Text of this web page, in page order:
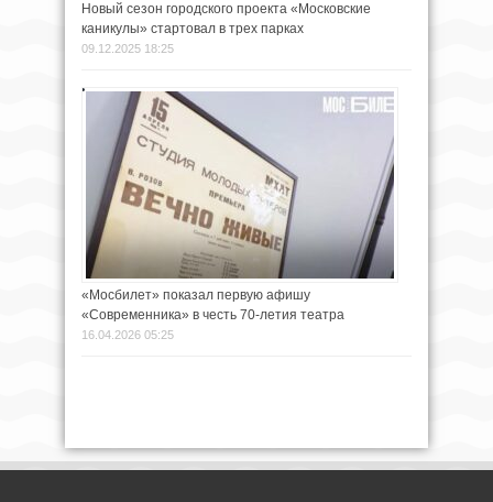
Новый сезон городского проекта «Московские
каникулы» стартовал в трех парках
09.12.2025 18:25
«Мосбилет» показал первую афишу
«Современника» в честь 70-летия театра
16.04.2026 05:25